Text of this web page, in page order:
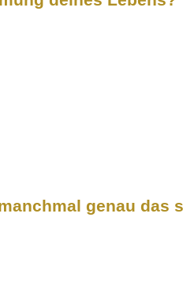
genau das